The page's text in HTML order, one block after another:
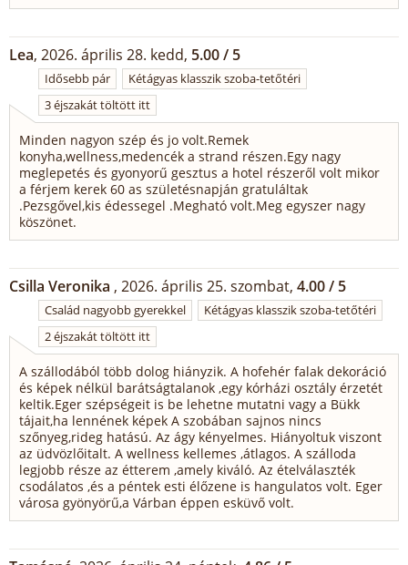
Lea, 2026. április 28. kedd, 5.00 / 5
Idősebb pár
Kétágyas klasszik szoba-tetőtéri
3 éjszakát töltött itt
Minden nagyon szép és jo volt.Remek
konyha,wellness,medencék a strand részen.Egy nagy
meglepetés és gyonyorű gesztus a hotel részeről volt mikor
a férjem kerek 60 as születésnapján gratuláltak
.Pezsgővel,kis édessegel .Megható volt.Meg egyszer nagy
köszönet.
Csilla Veronika , 2026. április 25. szombat, 4.00 / 5
Család nagyobb gyerekkel
Kétágyas klasszik szoba-tetőtéri
2 éjszakát töltött itt
A szállodából több dolog hiányzik. A hofehér falak dekoráció
és képek nélkül barátságtalanok ,egy kórházi osztály érzetét
keltik.Eger szépségeit is be lehetne mutatni vagy a Bükk
tájait,ha lennének képek A szobában sajnos nincs
szőnyeg,rideg hatású. Az ágy kényelmes. Hiányoltuk viszont
az üdvözlőitalt. A wellness kellemes ,átlagos. A szálloda
legjobb része az étterem ,amely kiváló. Az ételválaszték
csodálatos ,és a péntek esti élőzene is hangulatos volt. Eger
városa gyönyörű,a Várban éppen esküvő volt.